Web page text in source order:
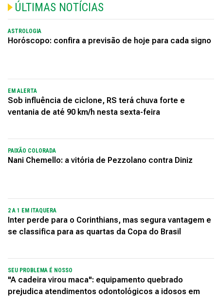
ÚLTIMAS NOTÍCIAS
ASTROLOGIA
Horóscopo: confira a previsão de hoje para cada signo
EM ALERTA
Sob influência de ciclone, RS terá chuva forte e
ventania de até 90 km/h nesta sexta-feira
PAIXÃO COLORADA
Nani Chemello: a vitória de Pezzolano contra Diniz
2 A 1 EM ITAQUERA
Inter perde para o Corinthians, mas segura vantagem e
se classifica para as quartas da Copa do Brasil
SEU PROBLEMA É NOSSO
"A cadeira virou maca": equipamento quebrado
prejudica atendimentos odontológicos a idosos em